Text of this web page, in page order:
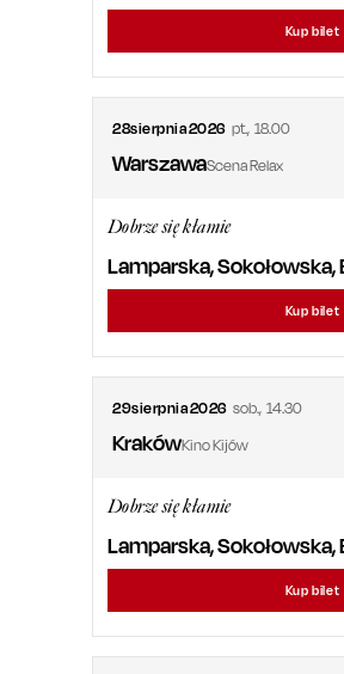
Kup bilet
28sierpnia2026 pt., 18.00
WarszawaScena Relax
Dobrze się kłamie
Lamparska,
Kup bilet
29sierpnia2026 sob., 14.30
KrakówKino Kijów
Dobrze się kłamie
Lamparska,
Kup bilet